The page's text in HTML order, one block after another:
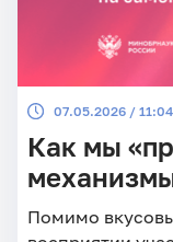
07.05.2026 / 11:04
Как мы
Помимо